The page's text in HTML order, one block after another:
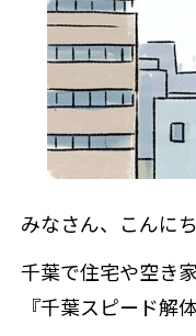
みなさん、こんに
千葉で住宅や空き
『千葉スピード解